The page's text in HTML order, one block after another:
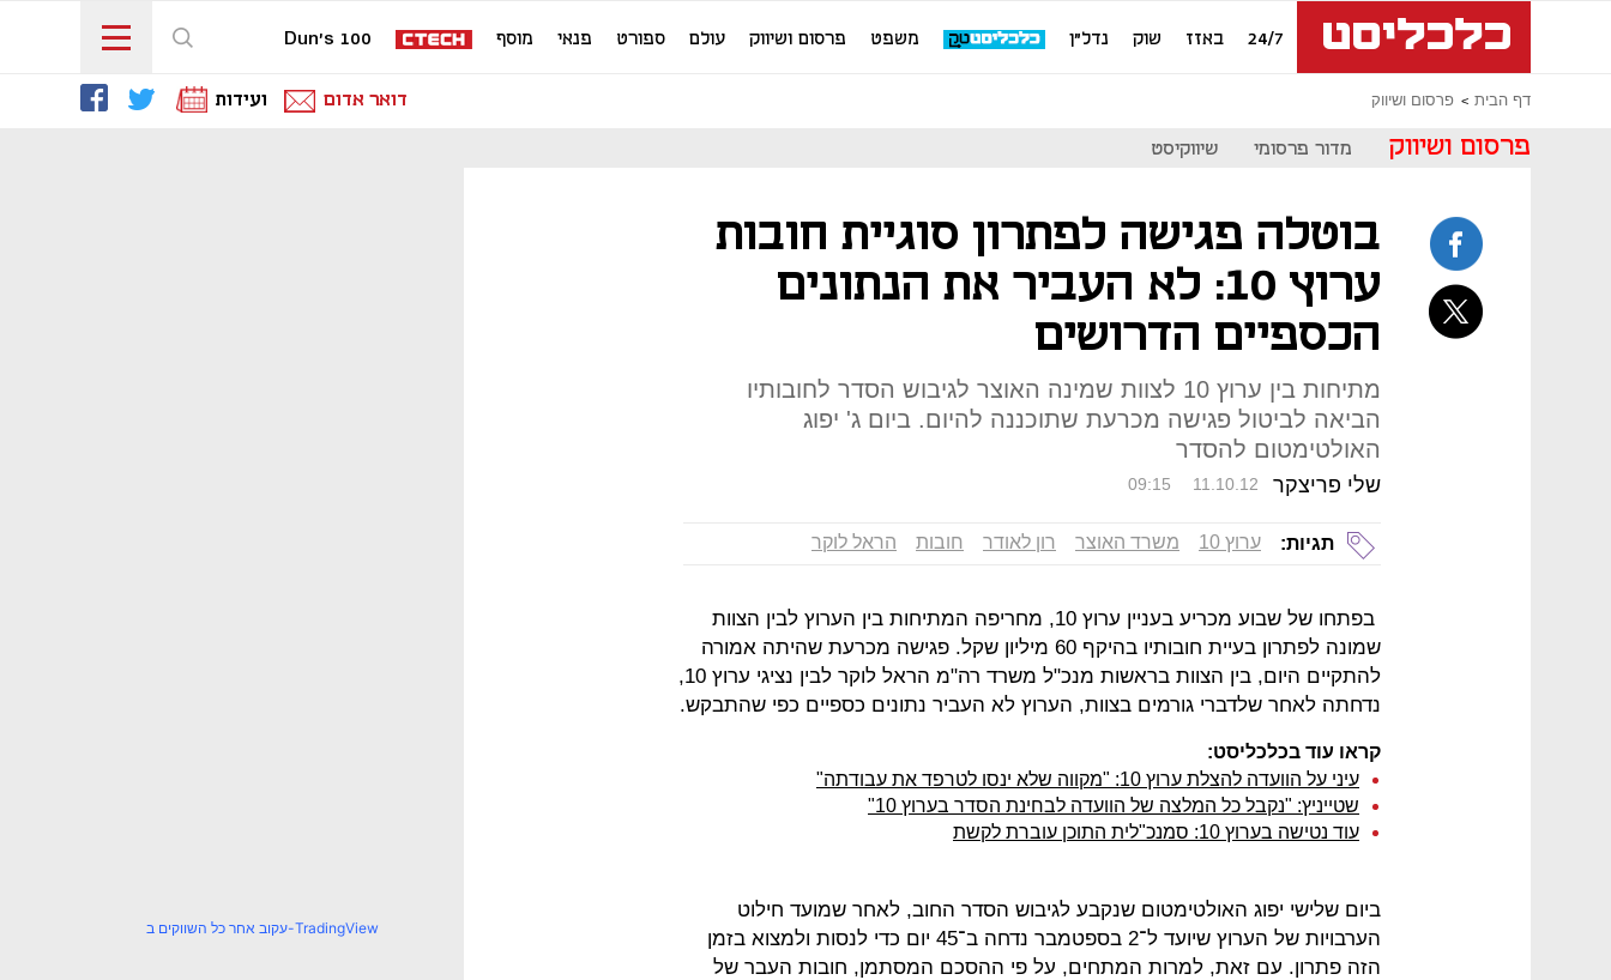
24/7 באזז שוק נדל"ן משפט פרסום ושיווק עולם ספורט פנאי מוסף Dun's 100
דף הבית פרסום ושיווק דואר אדום ועידות
פרסום ושיווק מדור פרסומי שיווקיסט
בוטלה פגישה לפתרון סוגיית חובות
ערוץ 10: לא העביר את הנתונים
הכספיים הדרושים
מתיחות בין ערוץ 10 לצוות שמינה האוצר לגיבוש הסדר לחובותיו
הביאה לביטול פגישה מכרעת שתוכננה להיום. ביום ג' יפוג
האולטימטום להסדר
שלי פריצקר 09:15 11.10.12
תגיות: ערוץ 10 משרד האוצר רון לאודר חובות הראל לוקר
בפתחו של שבוע מכריע בעניין ערוץ 10, מחריפה המתיחות בין הערוץ לבין הצוות
שמונה לפתרון בעיית חובותיו בהיקף 60 מיליון שקל. פגישה מכרעת שהיתה אמורה
להתקיים היום, בין הצוות בראשות מנכ"ל משרד רה"מ הראל לוקר לבין נציגי ערוץ 10,
נדחתה לאחר שלדברי גורמים בצוות, הערוץ לא העביר נתונים כספיים כפי שהתבקש.
קראו עוד בכלכליסט:
עיני על הוועדה להצלת ערוץ 10: "מקווה שלא ינסו לטרפד את עבודתה"
שטייניץ: "נקבל כל המלצה של הוועדה לבחינת הסדר בערוץ 10"
עוד נטישה בערוץ 10: סמנכ"לית התוכן עוברת לקשת
ביום שלישי יפוג האולטימטום שנקבע לגיבוש הסדר החוב, לאחר שמועד חילוט
הערבויות של הערוץ שיועד ל־2 בספטמבר נדחה ב־45 יום כדי לנסות ולמצוא בזמן
הזה פתרון. עם זאת, למרות המתחים, על פי ההסכם המסתמן, חובות העבר של
עקוב אחר כל השווקים ב-TradingView